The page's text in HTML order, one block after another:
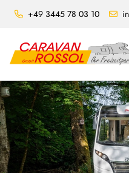
+49 3445 78 03 10